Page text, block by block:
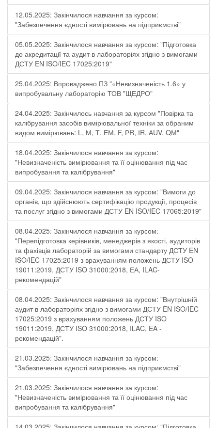
12.05.2025: Закінчилося навчання за курсом:
"Забезпечення єдності вимірювань на підприємстві"
05.05.2025: Закінчилося навчання за курсом: "Підготовка
до акредитації та аудит в лабораторіях згідно з вимогами
ДСТУ EN ISO/IEC 17025:2019"
25.04.2025: Впроваджено ПЗ "«Невизначеність 1.6» у
випробувальну лабораторію ТОВ "ЩЕДРО"
24.04.2025: Закінчилось навчання за курсом "Повірка та
калібрування засобів вимірювальної техніки за обраним
видом вимірювань: L, М, Т, ЕМ, F, РR, ІR, АUV, QМ"
18.04.2025: Закінчилося навчання за курсом:
"Невизначеність вимірювання та її оцінювання під час
випробування та калібрування"
09.04.2025: Закінчилося навчання за курсом: "Вимоги до
органів, що здійснюють сертифікацію продукції, процесів
та послуг згідно з вимогами ДСТУ EN ISO/IEC 17065:2019"
08.04.2025: Закінчилося навчання за курсом:
"Перепідготовка керівників, менеджерів з якості, аудиторів
та фахівців лабораторій за вимогами стандарту ДСТУ EN
ISO/IEC 17025:2019 з врахуванням положень ДСТУ ISO
19011:2019, ДСТУ ISO 31000:2018, ЕА, ILAC-
рекомендацій"
08.04.2025: Закінчилося навчання за курсом: "Внутрішній
аудит в лабораторіях згідно з вимогами ДСТУ EN ISO/IEC
17025:2019 з врахуванням положень ДСТУ ISO
19011:2019, ДСТУ ISO 31000:2018, ILAC, EA -
рекомендацій".
21.03.2025: Закінчилося навчання за курсом:
"Забезпечення єдності вимірювань на підприємстві"
21.03.2025: Закінчилося навчання за курсом:
"Невизначеність вимірювання та її оцінювання під час
випробування та калібрування"